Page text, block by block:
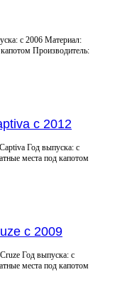
с 2006 Материал:
Производитель:
с 2012
Год выпуска: с
места под капотом
с 2009
Год выпуска: с
места под капотом